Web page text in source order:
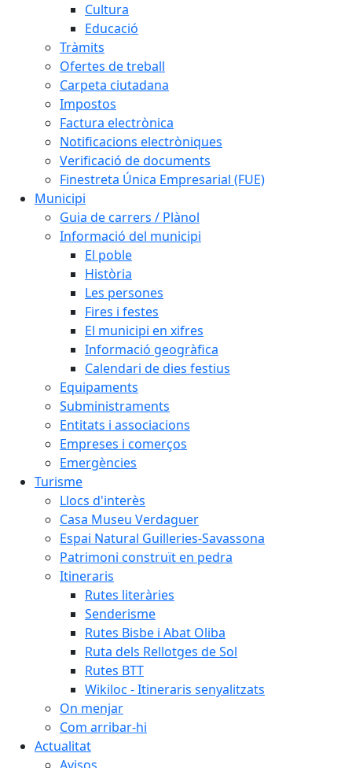
Cultura
Educació
Tràmits
Ofertes de treball
Carpeta ciutadana
Impostos
Factura electrònica
Notificacions electròniques
Verificació de documents
Finestreta Única Empresarial (FUE)
Municipi
Guia de carrers / Plànol
Informació del municipi
El poble
Història
Les persones
Fires i festes
El municipi en xifres
Informació geogràfica
Calendari de dies festius
Equipaments
Subministraments
Entitats i associacions
Empreses i comerços
Emergències
Turisme
Llocs d'interès
Casa Museu Verdaguer
Espai Natural Guilleries-Savassona
Patrimoni construït en pedra
Itineraris
Rutes literàries
Senderisme
Rutes Bisbe i Abat Oliba
Ruta dels Rellotges de Sol
Rutes BTT
Wikiloc - Itineraris senyalitzats
On menjar
Com arribar-hi
Actualitat